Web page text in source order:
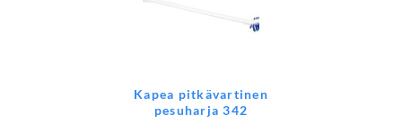
Kapea pitkävartinen
pesuharja 342